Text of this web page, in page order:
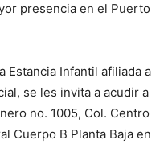
presencia en el Puerto
Estancia Infantil afiliada a
se les invita a acudir a
no. 1005, Col. Centro
Cuerpo B Planta Baja en